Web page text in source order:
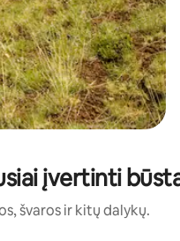
įvertinti
švaros ir kitų dalykų.